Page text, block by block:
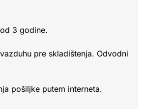
3 godine.
pre skladištenja. Odvodni
pošiljke putem interneta.